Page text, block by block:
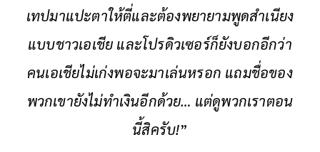
เทปมาแปะตาให้ตี่และต้องพยายามพูดสำเนียง
แบบชาวเอเชีย และโปรดิวเซอร์ก็ยังบอกอีกว่า
คนเอเชียไม่เก่งพอจะมาเล่นหรอก แถมชื่อของ
พวกเขายังไม่ทำเงินอีกด้วย… แต่ดูพวกเราตอน
นี้สิครับ!”